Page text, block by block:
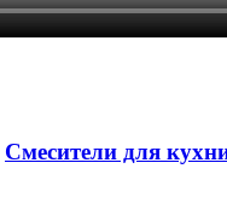
Смесители для